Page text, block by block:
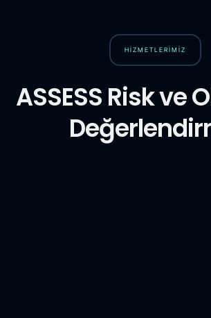
HİZMETLERİMİZ
ASSESS Risk ve